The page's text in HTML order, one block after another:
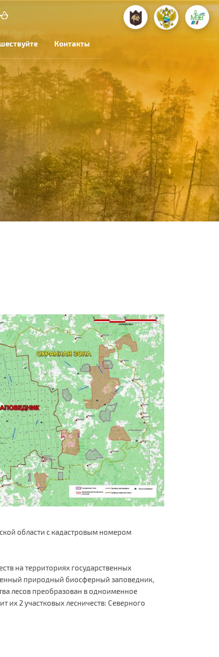
Контакты
области с кадастровым номером
на территориях государственных
природный биосферный заповедник,
лесов преобразован в одноименное
их 2 участковых лесничеств: Северного